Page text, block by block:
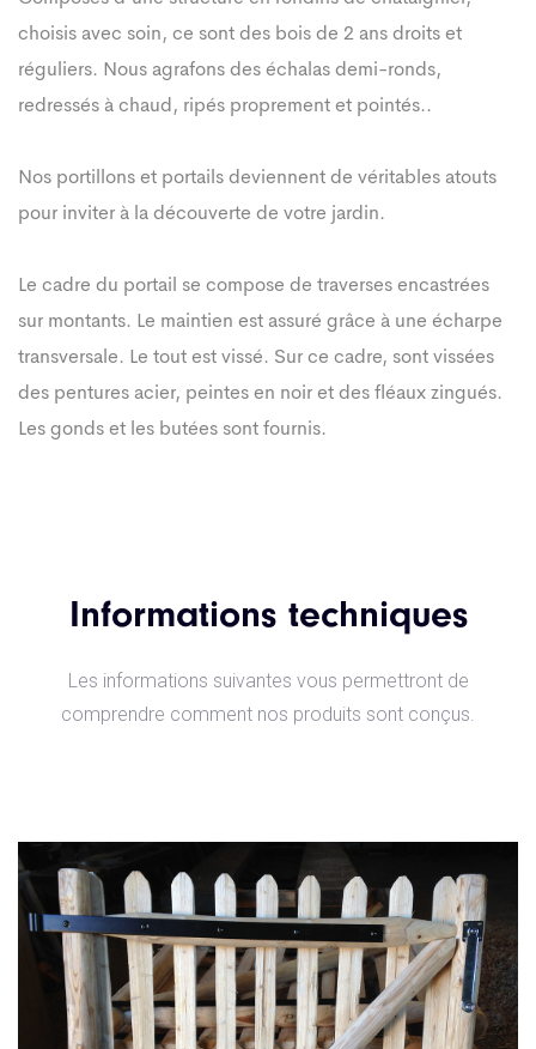
choisis avec soin, ce sont des bois de 2 ans droits et
réguliers. Nous agrafons des échalas demi-ronds,
redressés à chaud, ripés proprement et pointés..
Nos portillons et portails deviennent de véritables atouts
pour inviter à la découverte de votre jardin.
Le cadre du portail se compose de traverses encastrées
sur montants. Le maintien est assuré grâce à une écharpe
transversale. Le tout est vissé. Sur ce cadre, sont vissées
des pentures acier, peintes en noir et des fléaux zingués.
Les gonds et les butées sont fournis.
Informations techniques
Les informations suivantes vous permettront de
comprendre comment nos produits sont conçus.